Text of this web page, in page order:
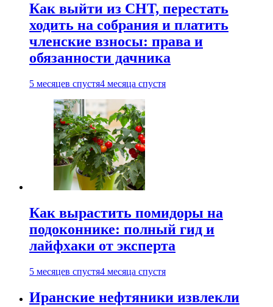
Как выйти из СНТ, перестать
ходить на собрания и платить
членские взносы: права и
обязанности дачника
5 месяцев спустя4 месяца спустя
Как вырастить помидоры на
подоконнике: полный гид и
лайфхаки от эксперта
5 месяцев спустя4 месяца спустя
Иранские нефтяники извлекли